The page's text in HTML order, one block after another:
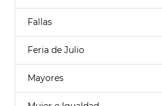
Fallas
Feria de Julio
Mayores